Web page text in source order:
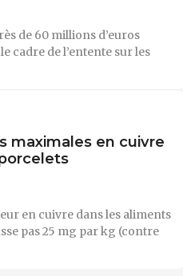
de 60 millions d’euros
cadre de l’entente sur les
maximales en cuivre
en cuivre dans les aliments
pas 25 mg par kg (contre